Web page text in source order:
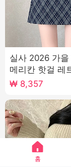
실사 2026 가
메리칸 핫걸 레
무늬 노출 방지
마디 반신 스커
커트 벨트 포함
₩ 8,357
홈